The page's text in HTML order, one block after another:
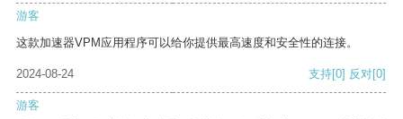
游客
这款加速器VPM应用程序可以给你提供最高速度和安全性的连接。
2024-08-24 支持[0] 反对[0]
游客